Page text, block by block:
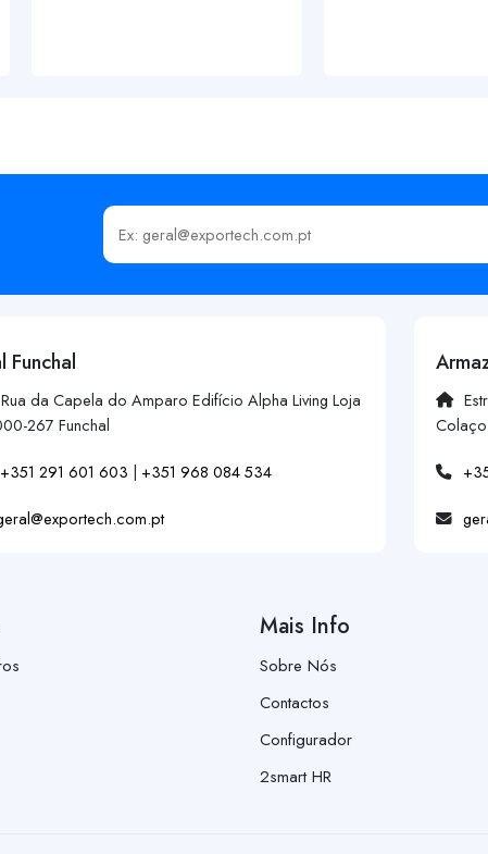
Insira o seu email
Funchal
Rua da Capela do Amparo Edifício Alpha Living Loja
267 Funchal
+351 291 601 603 | +351 968 084 534
Colaço
Mais Info
Sobre Nós
Contactos
Configurador
2smart HR